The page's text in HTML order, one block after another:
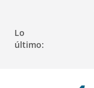
contenido
Lo
último: